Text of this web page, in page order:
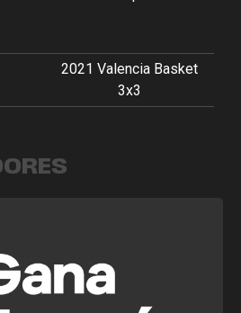
2021 Valencia Basket
3x3